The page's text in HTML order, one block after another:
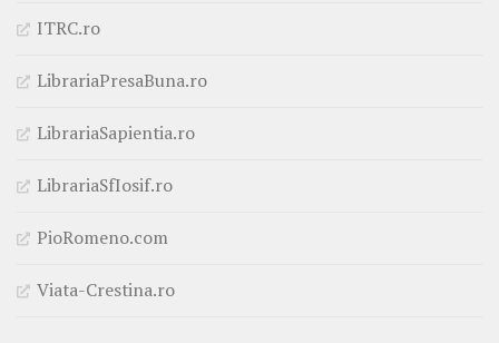
ITRC.ro
LibrariaPresaBuna.ro
LibrariaSapientia.ro
LibrariaSfIosif.ro
PioRomeno.com
Viata-Crestina.ro